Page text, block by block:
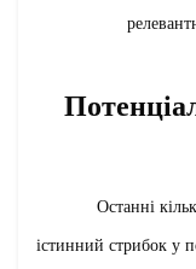
1.2.
Останні
істинний стрибок у